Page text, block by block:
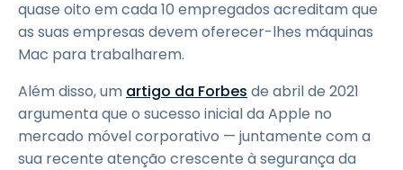
quase oito em cada 10 empregados acreditam que
as suas empresas devem oferecer-lhes máquinas
Mac para trabalharem.
Além disso, um artigo da Forbes de abril de 2021
argumenta que o sucesso inicial da Apple no
mercado móvel corporativo — juntamente com a
sua recente atenção crescente à segurança da